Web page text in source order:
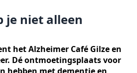
je niet alleen
het Alzheimer Café Gilze en
Dé ontmoetingsplaats voor